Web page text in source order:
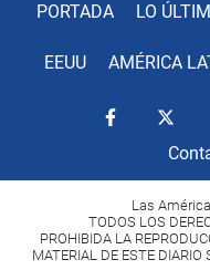
PORTADA LO
EEUU AMÉRICA
Las
TODOS LOS
PROHIBIDA LA
MATERIAL DE ESTE